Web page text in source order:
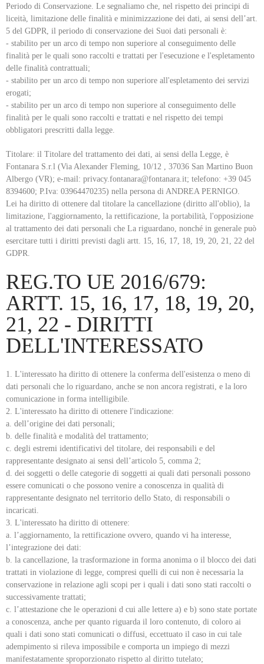
Periodo di Conservazione. Le segnaliamo che, nel rispetto dei principi di
liceità, limitazione delle finalità e minimizzazione dei dati, ai sensi dell’art.
5 del GDPR, il periodo di conservazione dei Suoi dati personali è:
- stabilito per un arco di tempo non superiore al conseguimento delle
finalità per le quali sono raccolti e trattati per l'esecuzione e l'espletamento
delle finalità contrattuali;
- stabilito per un arco di tempo non superiore all'espletamento dei servizi
erogati;
- stabilito per un arco di tempo non superiore al conseguimento delle
finalità per le quali sono raccolti e trattati e nel rispetto dei tempi
obbligatori prescritti dalla legge.
Titolare: il Titolare del trattamento dei dati, ai sensi della Legge, è
Fontanara S.r.l (Via Alexander Fleming, 10/12 , 37036 San Martino Buon
Albergo (VR); e-mail: privacy.fontanara@fontanara.it; telefono: +39 045
8394600; P.Iva: 03964470235) nella persona di ANDREA PERNIGO.
Lei ha diritto di ottenere dal titolare la cancellazione (diritto all'oblio), la
limitazione, l'aggiornamento, la rettificazione, la portabilità, l'opposizione
al trattamento dei dati personali che La riguardano, nonché in generale può
esercitare tutti i diritti previsti dagli artt. 15, 16, 17, 18, 19, 20, 21, 22 del
GDPR.
REG.TO UE 2016/679:
ARTT. 15, 16, 17, 18, 19, 20,
21, 22 - DIRITTI
DELL'INTERESSATO
L'interessato ha diritto di ottenere la conferma dell'esistenza o meno di
dati personali che lo riguardano, anche se non ancora registrati, e la loro
comunicazione in forma intelligibile.
L'interessato ha diritto di ottenere l'indicazione:
a. dell’origine dei dati personali;
b. delle finalità e modalità del trattamento;
c. degli estremi identificativi del titolare, dei responsabili e del
rappresentante designato ai sensi dell’articolo 5, comma 2;
d. dei soggetti o delle categorie di soggetti ai quali dati personali possono
essere comunicati o che possono venire a conoscenza in qualità di
rappresentante designato nel territorio dello Stato, di responsabili o
incaricati.
L'interessato ha diritto di ottenere:
a. l’aggiornamento, la rettificazione ovvero, quando vi ha interesse,
l’integrazione dei dati:
b. la cancellazione, la trasformazione in forma anonima o il blocco dei dati
trattati in violazione di legge, compresi quelli di cui non è necessaria la
conservazione in relazione agli scopi per i quali i dati sono stati raccolti o
successivamente trattati;
c. l’attestazione che le operazioni d cui alle lettere a) e b) sono state portate
a conoscenza, anche per quanto riguarda il loro contenuto, di coloro ai
quali i dati sono stati comunicati o diffusi, eccettuato il caso in cui tale
adempimento si rileva impossibile e comporta un impiego di mezzi
manifestatamente sproporzionato rispetto al diritto tutelato;